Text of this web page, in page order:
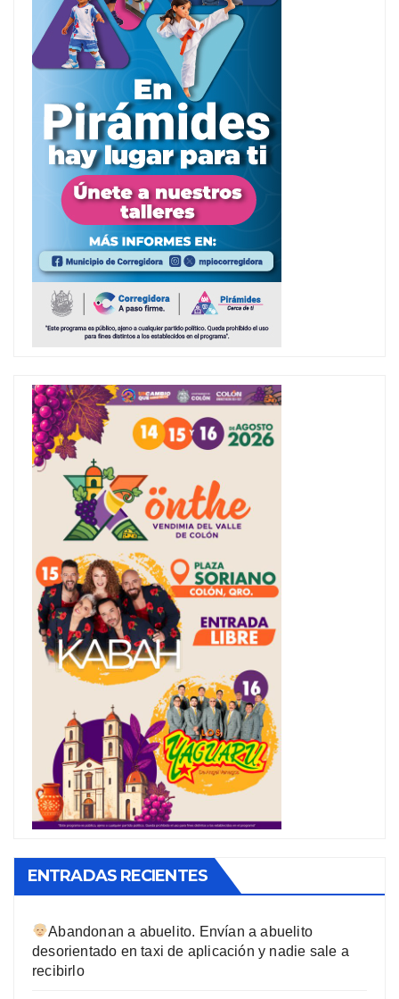
ENTRADAS RECIENTES
Abandonan a abuelito. Envían a abuelito
desorientado en taxi de aplicación y nadie sale a
recibirlo